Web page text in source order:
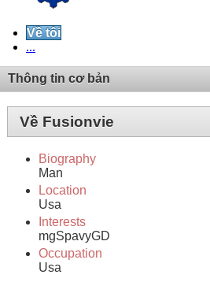
Về tôi
...
Thông tin cơ bản
Về Fusionvie
Biography
Man
Location
Usa
Interests
mgSpavyGD
Occupation
Usa